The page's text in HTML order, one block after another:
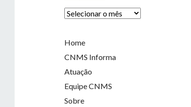
Home
CNMS Informa
Atuação
Equipe CNMS
Sobre